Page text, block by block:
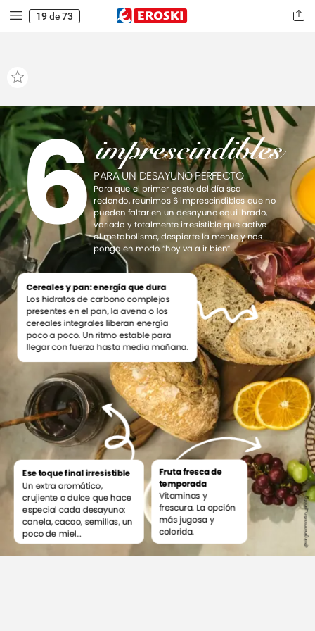
19de73
Paraqueel primer gestodel día sea
redondo,reunimos6 imprescindiblesqueno
pueden faltaren un desayunoequilibrado,
variado y totalmente irresistible queactive
elmetabolismo,despiertela menteynos
pongaen modo “hoy va a ir bien”.
6PARAUN DESAYUNOPERFECTO
imprescindibles
Esetoquefinalirresistible
Un extra aromático,
crujiente odulce quehace
especial cada desayuno:
canela,cacao, semillas, un
pocode miel…
Frutafrescade
temporada
Vitaminasy
frescura. Laopción
más jugosay
colorida.
Cerealesypan:energíaquedura
Los hidratosdecarbonocomplejos
presentesenel pan, la avena o los
cereales integralesliberanenergía
pocoa poco. Un ritmo estable para
llegarconfuerza hasta media mañana.
@virginiamartin_photo